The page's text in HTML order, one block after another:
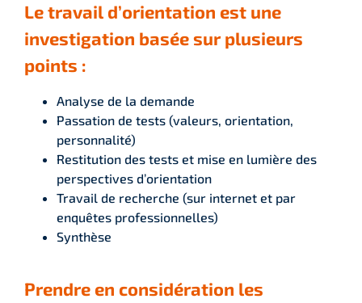
Le travail d’orientation est une
investigation basée sur plusieurs
points :
Analyse de la demande
Passation de tests (valeurs, orientation,
personnalité)
Restitution des tests et mise en lumière des
perspectives d’orientation
Travail de recherche (sur internet et par
enquêtes professionnelles)
Synthèse
Prendre en considération les